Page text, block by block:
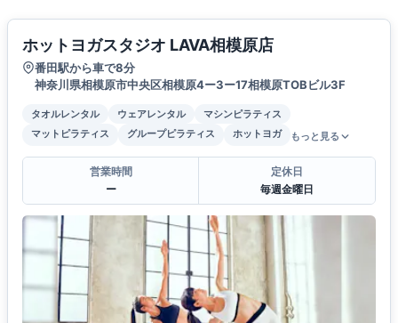
ホットヨガスタジオ LAVA相模原店
番田駅から車で8分
神奈川県相模原市中央区相模原4ー3ー17相模原TOBビル3F
タオルレンタル ウェアレンタル
マシンピラティス
マットピラティス
グループピラティス ホットヨガ もっと見る
営業時間
ー
定休日
毎週金曜日